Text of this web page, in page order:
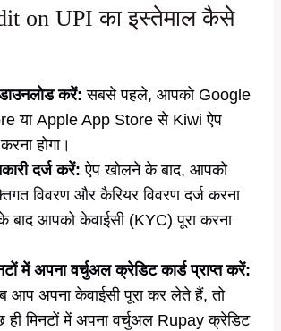
on UPI का इस्तेमाल कैसे
करें: सबसे पहले, आपको Google
या Apple App Store से Kiwi ऐप
होगा।
दर्ज करें: ऐप खोलने के बाद, आपको
विवरण और कैरियर विवरण दर्ज करना
बाद आपको केवाईसी (KYC) पूरा करना
में अपना वर्चुअल क्रेडिट कार्ड प्राप्त करें:
आप अपना केवाईसी पूरा कर लेते हैं, तो
मिनटों में अपना वर्चुअल Rupay क्रेडिट